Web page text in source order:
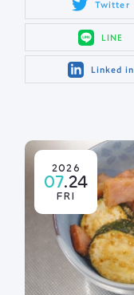
Twitter
LINE
Linked in
2026
07.24
FRI